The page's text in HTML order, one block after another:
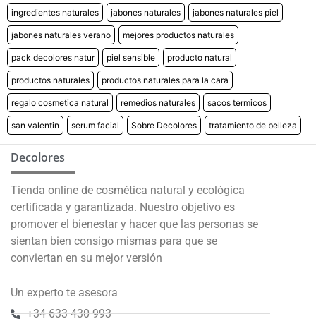
ingredientes naturales jabones naturales jabones naturales piel
jabones naturales verano mejores productos naturales
pack decolores natur piel sensible producto natural
productos naturales productos naturales para la cara
regalo cosmetica natural remedios naturales sacos termicos
san valentin serum facial Sobre Decolores tratamiento de belleza
Decolores
Tienda online de cosmética natural y ecológica
certificada y garantizada. Nuestro objetivo es
promover el bienestar y hacer que las personas se
sientan bien consigo mismas para que se
conviertan en su mejor versión
Un experto te asesora
+34 633 430 993
No rellenar
¡SÍ, LO QUIERO!
*Descuento aplicable con el código que se recibirá por correo
electrónico. Solo válido un uso por cliente. Debes canjear el código en
el carrito de compra para beneficiarte del descuento.